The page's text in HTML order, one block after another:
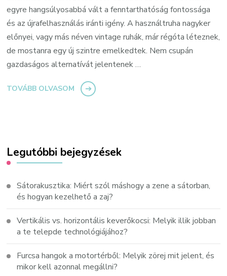
egyre hangsúlyosabbá vált a fenntarthatóság fontossága
és az újrafelhasználás iránti igény. A használtruha nagyker
előnyei, vagy más néven vintage ruhák, már régóta léteznek,
de mostanra egy új szintre emelkedtek. Nem csupán
gazdaságos alternatívát jelentenek …
TOVÁBB OLVASOM
Legutóbbi bejegyzések
Sátorakusztika: Miért szól máshogy a zene a sátorban,
és hogyan kezelhető a zaj?
Vertikális vs. horizontális keverőkocsi: Melyik illik jobban
a te telepde technológiájához?
Furcsa hangok a motortérből: Melyik zörej mit jelent, és
mikor kell azonnal megállni?